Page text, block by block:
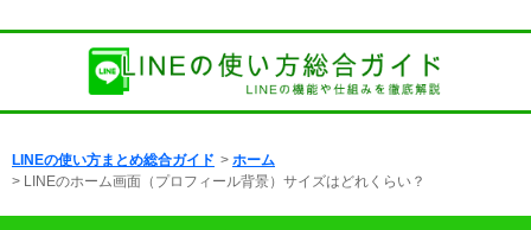
LINEの使い方まとめ総合ガイド > ホーム
> LINEのホーム画面（プロフィール背景）サイズはどれくらい？